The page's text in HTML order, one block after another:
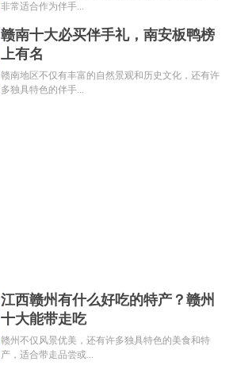
非常适合作为伴手...
赣南十大必买伴手礼，南安板鸭榜
上有名
赣南地区不仅有丰富的自然景观和历史文化，还有许
多独具特色的伴手...
江西赣州有什么好吃的特产？赣州
十大能带走吃
赣州不仅风景优美，还有许多独具特色的美食和特
产，适合带走品尝或...